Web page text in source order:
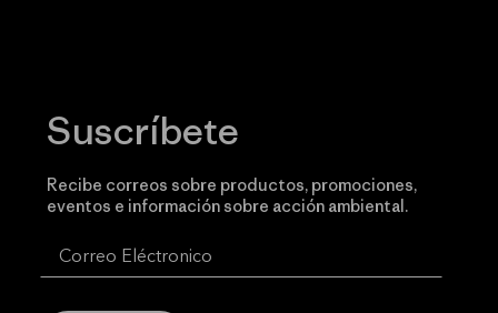
Suscríbete
Recibe correos sobre productos, promociones,
eventos e información sobre acción ambiental.